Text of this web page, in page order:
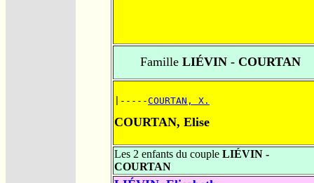
Famille LIÉVIN - COURTAN
|-----COURTAN, X.
COURTAN, Elise
Les 2 enfants du couple LIÉVIN -
COURTAN